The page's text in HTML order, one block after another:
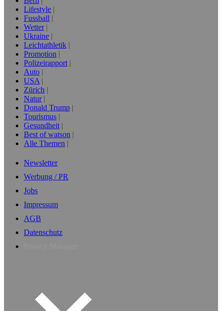
Lifestyle
Fussball
Wetter
Ukraine
Leichtathletik
Promotion
Polizeirapport
Auto
USA
Zürich
Natur
Donald Trump
Tourismus
Gesundheit
Best of watson
Alle Themen
Newsletter
Werbung / PR
Jobs
Impressum
AGB
Datenschutz